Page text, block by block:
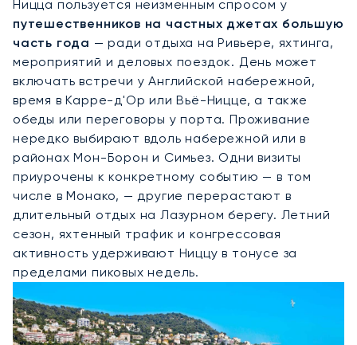
Ницца пользуется неизменным спросом у
путешественников на частных джетах большую
часть года — ради отдыха на Ривьере, яхтинга,
мероприятий и деловых поездок. День может
включать встречи у Английской набережной,
время в Карре-д'Ор или Вьё-Ницце, а также
обеды или переговоры у порта. Проживание
нередко выбирают вдоль набережной или в
районах Мон-Борон и Симьез. Одни визиты
приурочены к конкретному событию — в том
числе в Монако, — другие перерастают в
длительный отдых на Лазурном берегу. Летний
сезон, яхтенный трафик и конгрессовая
активность удерживают Ниццу в тонусе за
пределами пиковых недель.